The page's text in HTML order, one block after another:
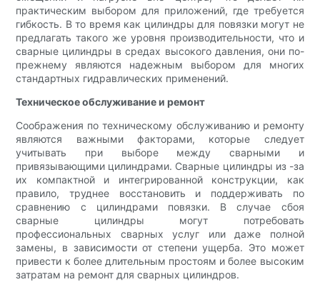
практическим выбором для приложений, где требуется
гибкость. В то время как цилиндры для повязки могут не
предлагать такого же уровня производительности, что и
сварные цилиндры в средах высокого давления, они по-
прежнему являются надежным выбором для многих
стандартных гидравлических применений.
Техническое обслуживание и ремонт
Соображения по техническому обслуживанию и ремонту
являются важными факторами, которые следует
учитывать при выборе между сварными и
привязывающими цилиндрами. Сварные цилиндры из -за
их компактной и интегрированной конструкции, как
правило, труднее восстановить и поддерживать по
сравнению с цилиндрами повязки. В случае сбоя
сварные цилиндры могут потребовать
профессиональных сварных услуг или даже полной
замены, в зависимости от степени ущерба. Это может
привести к более длительным простоям и более высоким
затратам на ремонт для сварных цилиндров.